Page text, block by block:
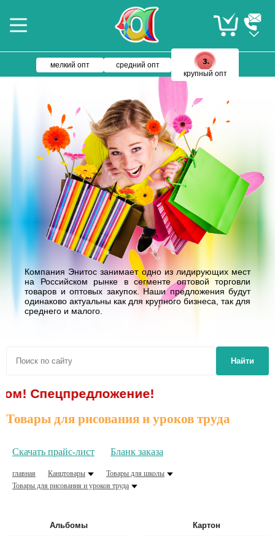
мелкий опт
средний опт
крупный опт
Компания Энитос занимает одно из лидирующих мест
на Российском рынке в сегменте оптовой торговли
товаров и оптовых закупок. Наши предложения будут
одинаково актуальны как для крупного бизнеса, так для
среднего и малого.
Найти
Товары для рисования и уроков труда
Скачать прайс-лист Бланк заказа
главная Канцтовары
Товары для школы
Товары для рисования и уроков труда
Альбомы Картон